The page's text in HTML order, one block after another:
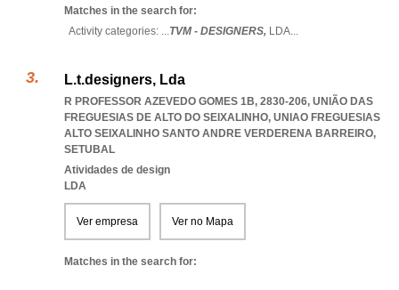
Matches in the search for:
Activity categories: ...TVM - DESIGNERS, LDA...
L.t.designers, Lda
R PROFESSOR AZEVEDO GOMES 1B, 2830-206, UNIÃO DAS
FREGUESIAS DE ALTO DO SEIXALINHO, UNIAO FREGUESIAS
ALTO SEIXALINHO SANTO ANDRE VERDERENA BARREIRO,
SETUBAL
Atividades de design
LDA
Ver empresa Ver no Mapa
Matches in the search for: